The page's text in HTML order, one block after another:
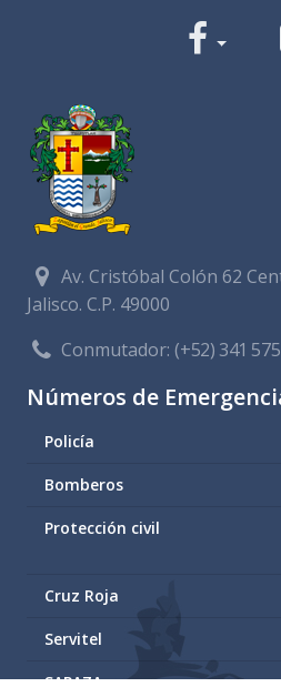
Av. Cristóbal Colón 62
Jalisco. C.P. 49000
Conmutador:(+52) 341
Números de
Policía
Bomberos
Protección civil
Cruz Roja
Servitel
SAPAZA